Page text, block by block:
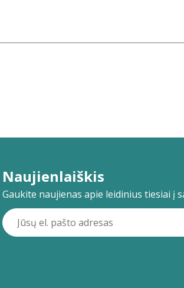
Naujienlaiškis
Gaukite naujienas apie leidinius tiesiai į